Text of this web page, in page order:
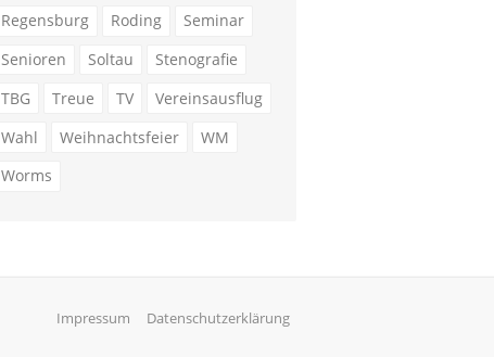
Regensburg
Roding
Seminar
Senioren
Soltau
Stenografie
TBG
Treue TV
Vereinsausflug
Wahl
Weihnachtsfeier
WM
Worms
Impressum Datenschutzerklärung